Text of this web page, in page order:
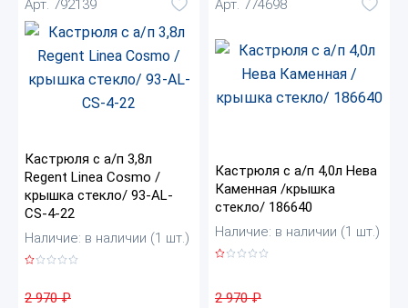
Арт. 792139
Кастрюля с а/п 3,8л
Regent Linea Cosmo /
крышка стекло/ 93-AL-
CS-4-22
Наличие: в наличии (1 шт.)
2 970₽
Арт. 774698
Кастрюля с а/п 4,0л Нева
Каменная /крышка
стекло/ 186640
Наличие: в наличии (1 шт.)
2 970₽